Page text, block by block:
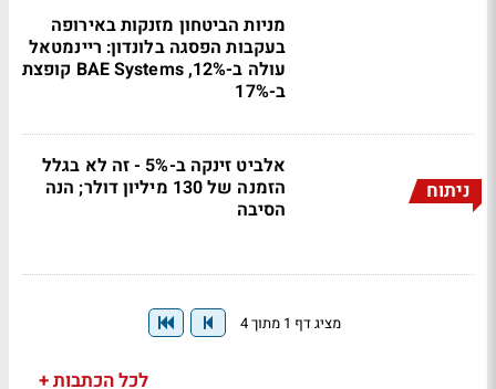
מניות הביטחון מזנקות באירופה
בעקבות הפסגה בלונדון: ריינמטאל
עולה ב-12%, BAE Systems קופצת
ב-17%
ניתוח
אלביט זינקה ב-5% - זה לא בגלל
הזמנה של 130 מיליון דולר; הנה
הסיבה
מציג דף 1 מתוך 4
לכל הכתבות +